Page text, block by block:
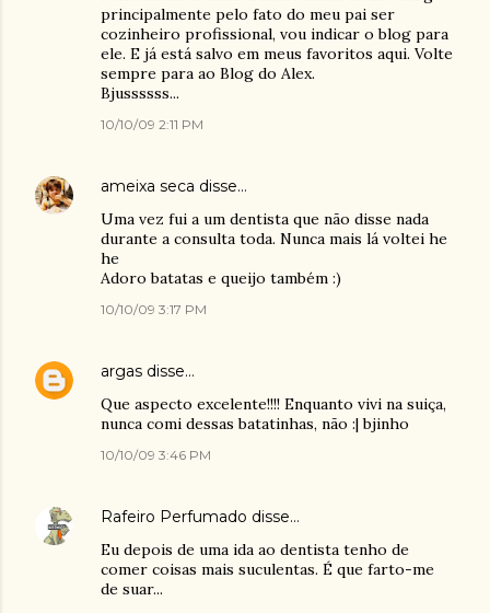
principalmente pelo fato do meu pai ser
cozinheiro profissional, vou indicar o blog para
ele. E já está salvo em meus favoritos aqui. Volte
sempre para ao Blog do Alex.
Bjussssss...
10/10/09 2:11 PM
ameixa seca disse…
Uma vez fui a um dentista que não disse nada
durante a consulta toda. Nunca mais lá voltei he
he
Adoro batatas e queijo também :)
10/10/09 3:17 PM
argas disse…
Que aspecto excelente!!!! Enquanto vivi na suiça,
nunca comi dessas batatinhas, não :| bjinho
10/10/09 3:46 PM
Rafeiro Perfumado disse…
Eu depois de uma ida ao dentista tenho de
comer coisas mais suculentas. É que farto-me
de suar...